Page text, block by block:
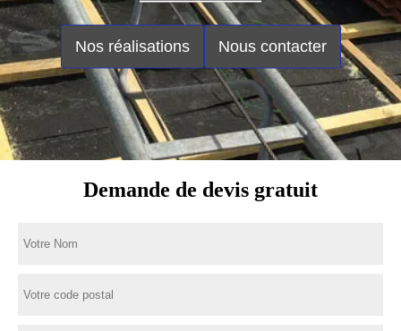
Nos réalisations Nous contacter
Demande de devis gratuit